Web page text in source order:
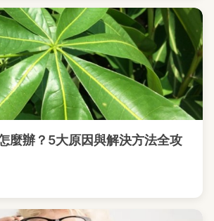
麼辦？5大原因與解決方法全攻